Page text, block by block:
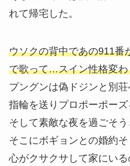
れて帰宅した。
ウソクの背中であの911番
で歌って…スイン性格変
プングンは偽ドジンと別荘
指輪を送りプロポーポーズ
そして素敵な夜を過ごそ
そこにボギョンとの婚約
心がクサクサして家にい